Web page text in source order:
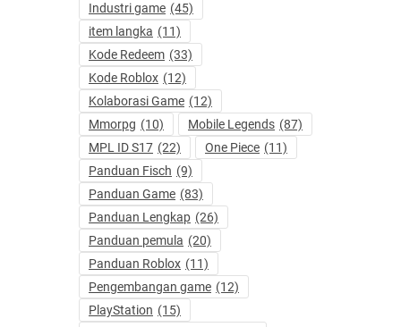
Industri game (45)
item langka (11)
Kode Redeem (33)
Kode Roblox (12)
Kolaborasi Game (12)
Mmorpg (10) Mobile Legends (87)
MPL ID S17 (22) One Piece (11)
Panduan Fisch (9)
Panduan Game (83)
Panduan Lengkap (26)
Panduan pemula (20)
Panduan Roblox (11)
Pengembangan game (12)
PlayStation (15)